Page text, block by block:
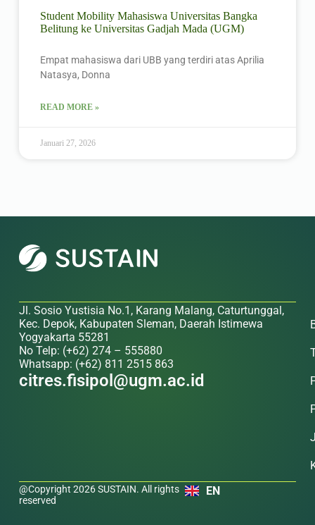
Student Mobility Mahasiswa Universitas Bangka
Belitung ke Universitas Gadjah Mada (UGM)
Empat mahasiswa dari UBB yang terdiri atas Aprilia
Natasya, Donna
READ MORE »
Januari 27, 2026
Jl. Sosio Yustisia No.1, Karang Malang, Caturtunggal,
Kec. Depok, Kabupaten Sleman, Daerah Istimewa
Yogyakarta 55281
No Telp: (+62) 274 – 555880
Whatsapp: (+62) 811 2515 863
citres.fisipol@ugm.ac.id
@Copyright 2026 SUSTAIN. All rights
reserved
EN